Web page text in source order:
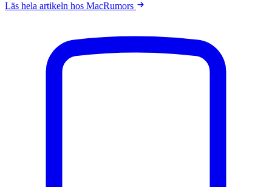
Läs hela artikeln hos MacRumors